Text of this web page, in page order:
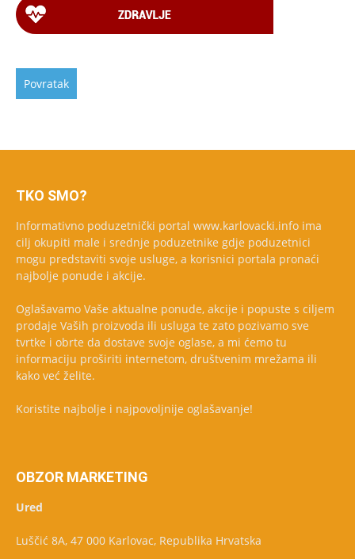
TKO SMO?
Informativno poduzetnički portal www.karlovacki.info ima
cilj okupiti male i srednje poduzetnike gdje poduzetnici
mogu predstaviti svoje usluge, a korisnici portala pronaći
najbolje ponude i akcije.
Oglašavamo Vaše aktualne ponude, akcije i popuste s ciljem
prodaje Vaših proizvoda ili usluga te zato pozivamo sve
tvrtke i obrte da dostave svoje oglase, a mi ćemo tu
informaciju proširiti internetom, društvenim mrežama ili
kako već želite.
Koristite najbolje i najpovoljnije oglašavanje!
OBZOR MARKETING
Ured
Luščić 8A, 47 000 Karlovac, Republika Hrvatska